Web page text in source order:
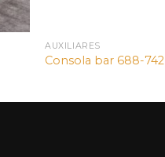
AUXILIARES
Consola bar 688-742